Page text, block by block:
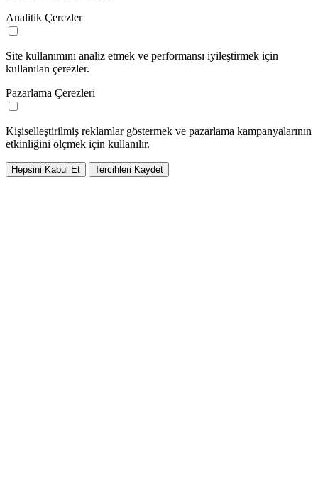
Analitik Çerezler
Site kullanımını analiz etmek ve performansı iyileştirmek için
kullanılan çerezler.
Pazarlama Çerezleri
Kişiselleştirilmiş reklamlar göstermek ve pazarlama kampanyalarının
etkinliğini ölçmek için kullanılır.
Hepsini Kabul Et Tercihleri Kaydet